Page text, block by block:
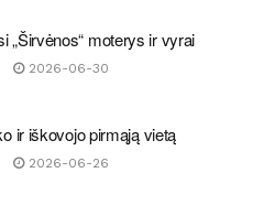
„Širvėnos“ moterys ir vyrai
2026-06-30
ir iškovojo pirmąją vietą
2026-06-26